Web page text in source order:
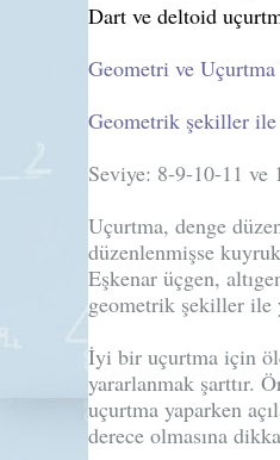
Dart ve deltoid
Geometri ve Uçurtma
Geometrik şekiller ile
Seviye: 8-9-10-11 ve
Uçurtma, denge
düzenlenmişse
Eşkenar üçgen,
geometrik şekiller ile
İyi bir uçurtma için
yararlanmak şarttır.
uçurtma yaparken
derece olmasına